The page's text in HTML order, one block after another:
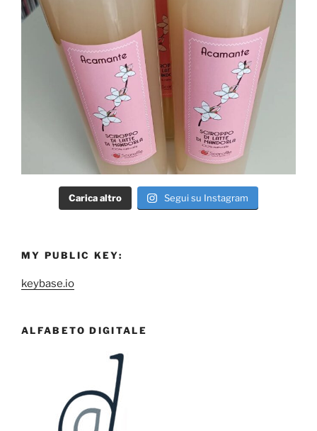
Carica altro Segui su Instagram
MY PUBLIC KEY:
keybase.io
ALFABETO DIGITALE